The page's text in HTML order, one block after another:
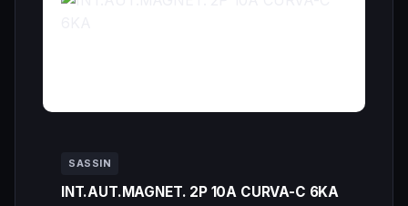
SASSIN
INT.AUT.MAGNET. 2P 10A CURVA-C 6KA